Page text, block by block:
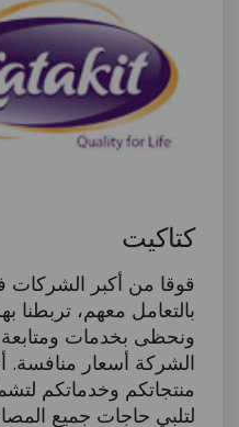
كتاكيت
قوقا من أكبر
بالتعامل معهم، تربطنا
ونحظى بخدمات
الشركة أسعار منافسة.
منتجاتكم وخدماتكم
لتلبي حاجات جميع